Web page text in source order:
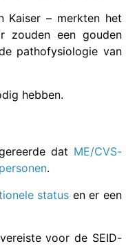
Kaiser – merkten het
zouden een gouden
pathofysiologie van
hebben.
dat ME/CVS-
.
status en er een
voor de SEID-